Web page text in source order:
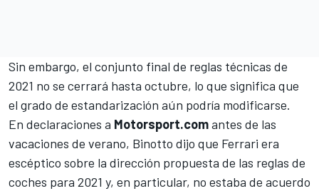
Sin embargo, el conjunto final de reglas técnicas de
2021 no se cerrará hasta octubre, lo que significa que
el grado de estandarización aún podría modificarse.
En declaraciones a Motorsport.comantes de las
vacaciones de verano, Binotto dijo que Ferrari era
escéptico sobre la dirección propuesta de las reglas de
coches para 2021 y, en particular, no estaba de acuerdo